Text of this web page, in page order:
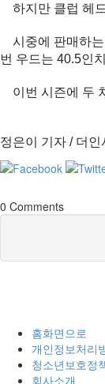
하지만 클럽 헤
시중에 판매하는
번 우드는 40.5인
이번 시즌에 두
정은이 기자 / 더인
0 Comments
홈화면으로
개인정보처리
청소년보호정
회사소개